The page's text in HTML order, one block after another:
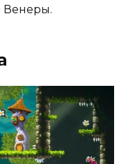
Венеры.